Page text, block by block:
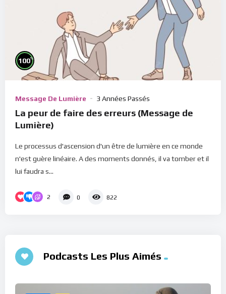
100%
Message De Lumière 3 Années Passés
La peur de faire des erreurs (Message de
Lumière)
Le processus d'ascension d'un être de lumière en ce monde
n'est guère linéaire. A des moments donnés, il va tomber et il
lui faudra s...
2 0 822
Podcasts Les Plus Aimés